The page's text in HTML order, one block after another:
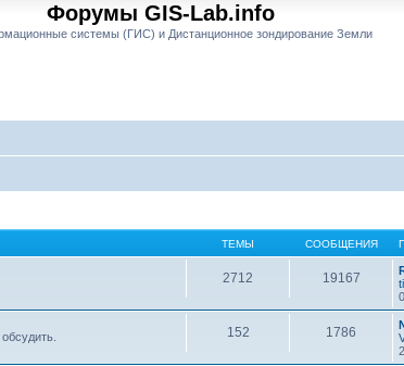
Форумы GIS-Lab.info
системы (ГИС) и Дистанционное зондирование Земли
ТЕМЫ СООБЩЕНИЯ
2712 19167
152 1786